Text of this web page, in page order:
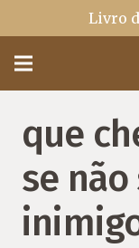
Livro
que
se